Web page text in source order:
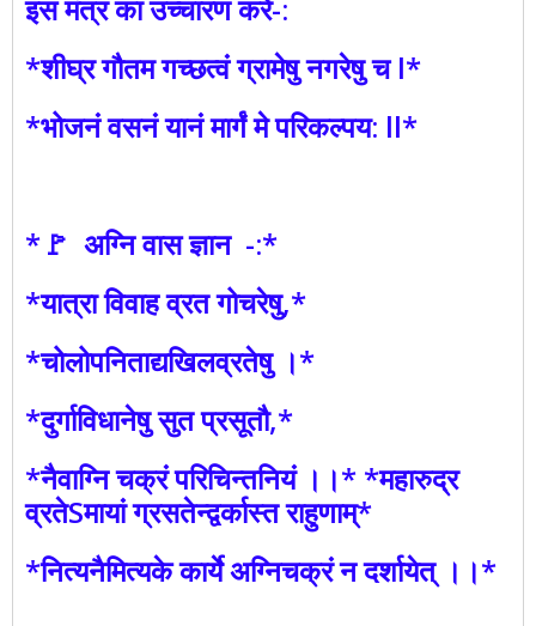
इस मंत्र का उच्चारण करें-:
*शीघ्र गौतम गच्छत्वं ग्रामेषु नगरेषु च l*
*भोजनं वसनं यानं मार्गं मे परिकल्पय: ll*
*🚩 अग्नि वास ज्ञान -:*
*यात्रा विवाह व्रत गोचरेषु,*
*चोलोपनिताद्यखिलव्रतेषु ।*
*दुर्गाविधानेषु सुत प्रसूतौ,*
*नैवाग्नि चक्रं परिचिन्तनियं ।।* *महारुद्र
व्रतेSमायां ग्रसतेन्द्वर्कास्त राहुणाम्*
*नित्यनैमित्यके कार्ये अग्निचक्रं न दर्शायेत् ।।*